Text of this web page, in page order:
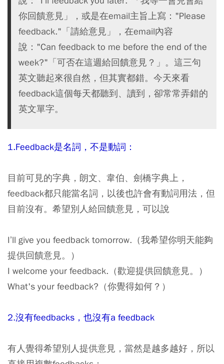
你回饋意見」，或是在email主旨上寫："Please
feedback."「請給意見」，在email內容
說："Can feedback to me before the end of the
week?"「可否在這週給回饋意見？」。這三句
英文聽起來很自然，但其實都錯。今天來看
feedback這個每天都聽到、讀到，卻常常弄錯的
英文單字。
1.Feedback是名詞，不是動詞：
目前可見的字典，朗文、韋伯、劍橋字典上，
feedback都只能當名詞，以後也許會有動詞用法，但
目前沒有。希望別人給回饋意見，可以說
I’ll give you feedback tomorrow.（我希望你明天能夠
提供回饋意見。）
I welcome your feedback.（歡迎提供回饋意見。）
What's your feedback?（你覺得如何？）
2.沒有feedbacks，也沒有a feedback
有人覺得希望別人提供意見，當然是越多越好，所以